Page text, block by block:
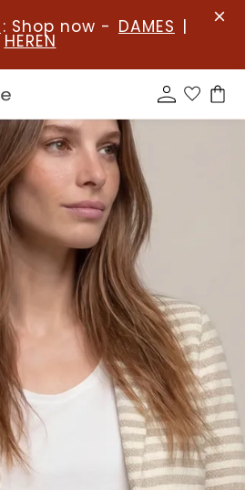
: Shop now - DAMES |
HEREN